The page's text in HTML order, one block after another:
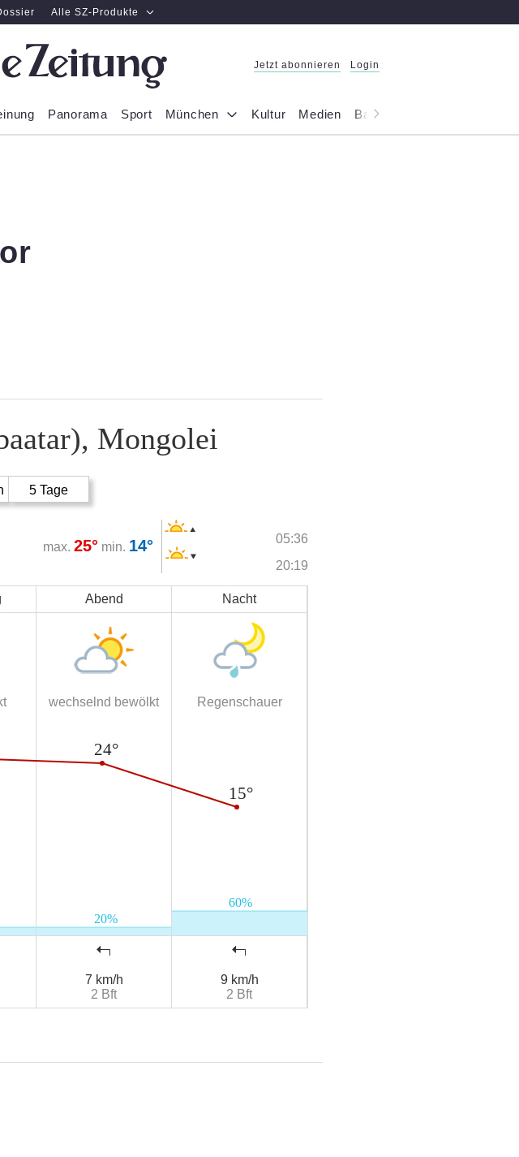
Alle SZ-Produkte
Jetzt abonnieren Login
Panorama Sport München Kultur Medien Bayern
Mongolei
5 Tage
max. 25° min. 14°
05:36
20:19
Abend Nacht
wechselnd bewölkt Regenschauer
7 km/h
2 Bft
9 km/h
2 Bft